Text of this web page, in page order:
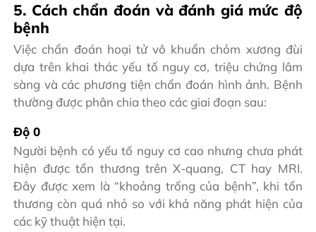
5. Cách chẩn đoán và đánh giá mức độ
bệnh
Việc chẩn đoán hoại tử vô khuẩn chỏm xương đùi
dựa trên khai thác yếu tố nguy cơ, triệu chứng lâm
sàng và các phương tiện chẩn đoán hình ảnh. Bệnh
thường được phân chia theo các giai đoạn sau:
Độ 0
Người bệnh có yếu tố nguy cơ cao nhưng chưa phát
hiện được tổn thương trên X-quang, CT hay MRI.
Đây được xem là “khoảng trống của bệnh”, khi tổn
thương còn quá nhỏ so với khả năng phát hiện của
các kỹ thuật hiện tại.